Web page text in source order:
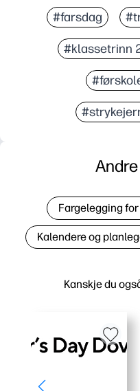
#farsdag
#klassetrinn
Kanskje du
Fargelegging
Kalendere og